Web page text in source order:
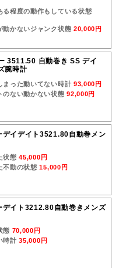
る程度の動作もしている状態
動かないジャンク状態 20,000円
3511.50 自動巻き SS デイ
腕時計
まった動いてない時計 93,000円
のない動かない状態92,000円
デイデイト3521.80自動巻メン
状態45,000円
不動の状態15,000円
デイト3212.80自動巻きメンズ
態 70,000円
時計35,000円